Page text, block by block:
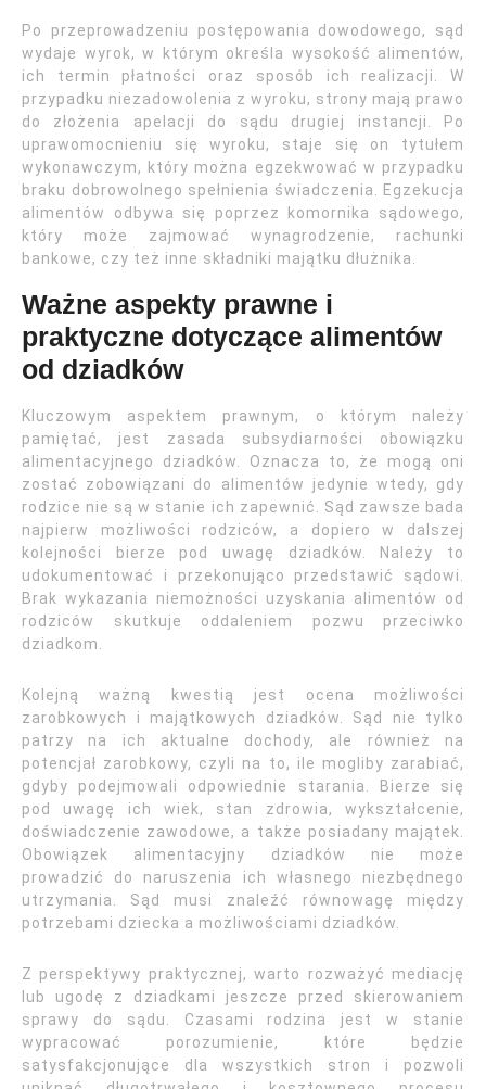
Po przeprowadzeniu postępowania dowodowego, sąd
wydaje wyrok, w którym określa wysokość alimentów,
ich termin płatności oraz sposób ich realizacji. W
przypadku niezadowolenia z wyroku, strony mają prawo
do złożenia apelacji do sądu drugiej instancji. Po
uprawomocnieniu się wyroku, staje się on tytułem
wykonawczym, który można egzekwować w przypadku
braku dobrowolnego spełnienia świadczenia. Egzekucja
alimentów odbywa się poprzez komornika sądowego,
który może zajmować wynagrodzenie, rachunki
bankowe, czy też inne składniki majątku dłużnika.
Ważne aspekty prawne i
praktyczne dotyczące alimentów
od dziadków
Kluczowym aspektem prawnym, o którym należy
pamiętać, jest zasada subsydiarności obowiązku
alimentacyjnego dziadków. Oznacza to, że mogą oni
zostać zobowiązani do alimentów jedynie wtedy, gdy
rodzice nie są w stanie ich zapewnić. Sąd zawsze bada
najpierw możliwości rodziców, a dopiero w dalszej
kolejności bierze pod uwagę dziadków. Należy to
udokumentować i przekonująco przedstawić sądowi.
Brak wykazania niemożności uzyskania alimentów od
rodziców skutkuje oddaleniem pozwu przeciwko
dziadkom.
Kolejną ważną kwestią jest ocena możliwości
zarobkowych i majątkowych dziadków. Sąd nie tylko
patrzy na ich aktualne dochody, ale również na
potencjał zarobkowy, czyli na to, ile mogliby zarabiać,
gdyby podejmowali odpowiednie starania. Bierze się
pod uwagę ich wiek, stan zdrowia, wykształcenie,
doświadczenie zawodowe, a także posiadany majątek.
Obowiązek alimentacyjny dziadków nie może
prowadzić do naruszenia ich własnego niezbędnego
utrzymania. Sąd musi znaleźć równowagę między
potrzebami dziecka a możliwościami dziadków.
Z perspektywy praktycznej, warto rozważyć mediację
lub ugodę z dziadkami jeszcze przed skierowaniem
sprawy do sądu. Czasami rodzina jest w stanie
wypracować porozumienie, które będzie
satysfakcjonujące dla wszystkich stron i pozwoli